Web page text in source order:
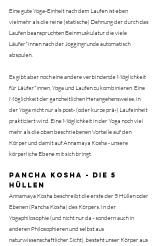
Eine gute Yoga-Einheit nach dem Laufen ist eben
vielmehr als die reine (statische) Dehnung der durch das
Laufen beanspruchten Beinmuskulatur die viele
Läufer*innen nach der Joggingrunde automatisch
abspulen.
Es gibt aber noch eine andere verbindende Möglichkeit
für Läufer*innen, Yoga und Laufen zu kombinieren. Eine
Möglichkeit der ganzheitlichen Herangehensweise, in
der Yoga nicht nur als post- (oder kurze prä-) Laufeinheit
praktiziert wird. Eine Möglichkeit in der Yoga noch viel
mehr als die oben beschriebenen Vorteile auf den
Körper und damit auf Annamaya Kosha - unsere
körperliche Ebene mit sich bringt.
Pancha Kosha - die 5
Hüllen
Annamaya Kosha beschreibt die erste der 5 Hüllen oder
Ebenen (Pancha Kosha) des Körpers. In der
Yogaphilosophie (und nicht nur da - sondern auch in
anderen Philosophieren und selbst aus
naturwissenschaftlicher Sicht), besteht unser Körper aus